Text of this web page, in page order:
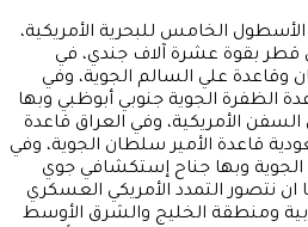
الخامس للبحرية الأمريكية،
قطر بقوة عشرة آلاف جندي، في
وقاعدة علي السالم الجوية، وفي
الظفرة الجوية جنوبي أبوظبي وبها
الأمريكية، وفي العراق قاعدة
قاعدة الأمير سلطان الجوية، وفي
وبها جناح إستكشافي جوي
نتصور التمدد الأمريكي العسكري
ومنطقة الخليج والشرق الأوسط